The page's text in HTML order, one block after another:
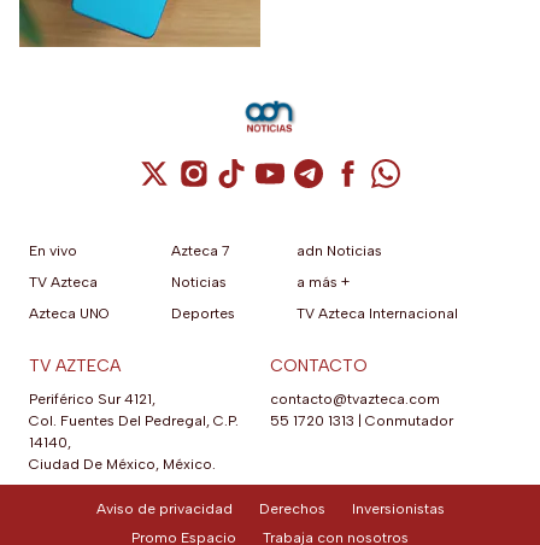
Cuenta de X / Twitter (se abre en una
Cuenta de Instagram (se abre en una
Cuenta de TikTok (se abre en
Cuenta de YouTube (se abre
Cuenta de Telegram (se
Cuenta de
Cuenta de
En vivo
TV Azteca
Azteca UNO
Azteca 7
Noticias
Deportes
adn Noticias
a más +
TV Azteca Internacional
TV AZTECA
Periférico Sur 4121,
Col. Fuentes Del Pedregal, C.P.
14140,
Ciudad De México, México.
CONTACTO
contacto@tvazteca.com
55 1720 1313
Conmutador
Aviso de privacidad Derechos
Inversionistas
Promo Espacio
Trabaja con nosotros